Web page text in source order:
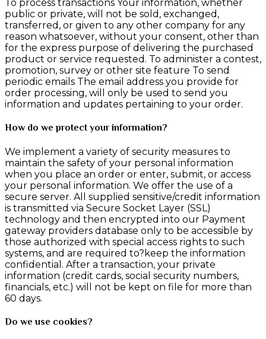
To process transactions Your information, whether
public or private, will not be sold, exchanged,
transferred, or given to any other company for any
reason whatsoever, without your consent, other than
for the express purpose of delivering the purchased
product or service requested. To administer a contest,
promotion, survey or other site feature To send
periodic emails The email address you provide for
order processing, will only be used to send you
information and updates pertaining to your order.
How do we protect your information?
We implement a variety of security measures to
maintain the safety of your personal information
when you place an order or enter, submit, or access
your personal information. We offer the use of a
secure server. All supplied sensitive/credit information
is transmitted via Secure Socket Layer (SSL)
technology and then encrypted into our Payment
gateway providers database only to be accessible by
those authorized with special access rights to such
systems, and are required to?keep the information
confidential. After a transaction, your private
information (credit cards, social security numbers,
financials, etc.) will not be kept on file for more than
60 days.
Do we use cookies?